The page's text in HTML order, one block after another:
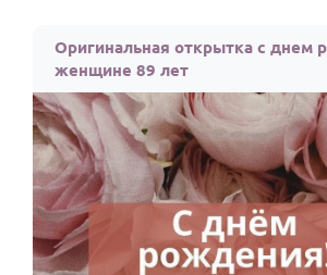
Оригинальная открытка с днем
женщине 89 лет